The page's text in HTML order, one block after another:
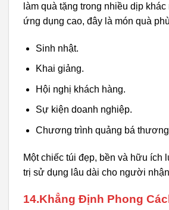
làm quà tặng trong nhiều dịp
ứng dụng cao, đây là món quà
Sinh nhật.
Khai giảng.
Hội nghị khách hàng.
Sự kiện doanh nghiệp.
Chương trình quảng bá
Một chiếc túi đẹp, bền và hữu ích
trị sử dụng lâu dài cho người
14.Khẳng Định Phong